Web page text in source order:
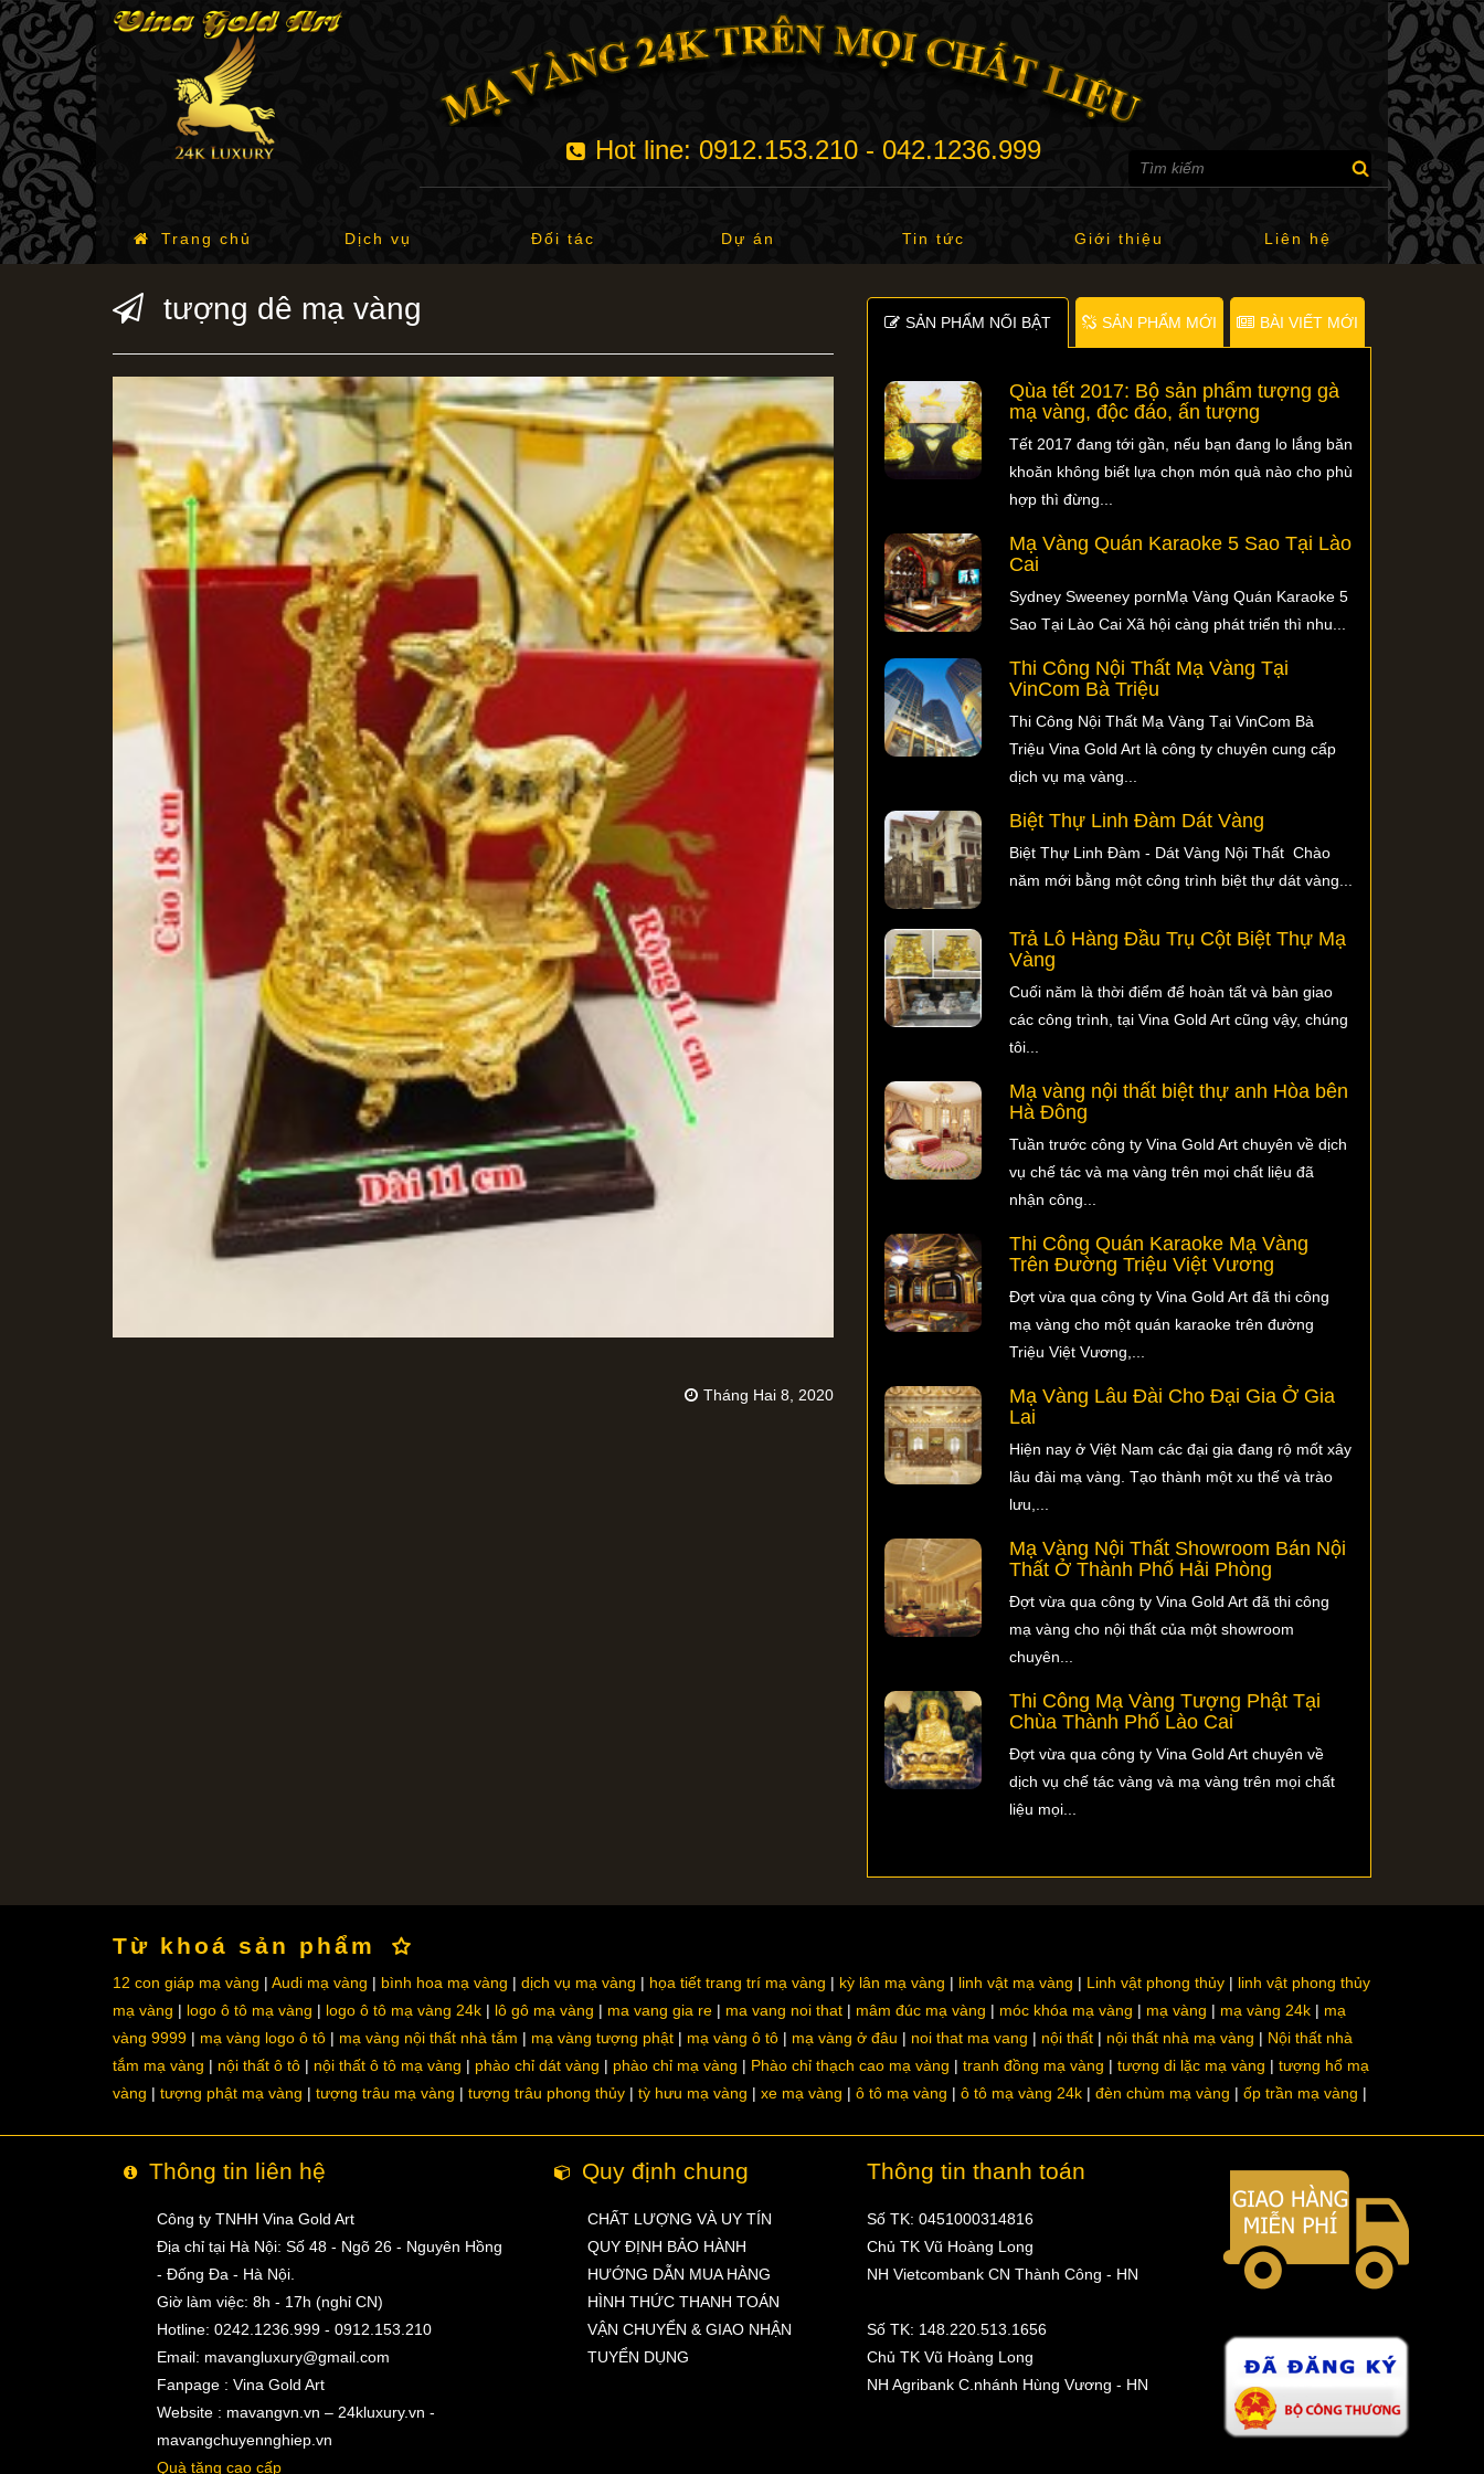
Hot line: 0912.153.210 - 042.1236.999
Trang chủ Dịch vụ Đối tác Dự án Tin tức Giới thiệu Liên hệ
tượng dê mạ vàng
Tháng Hai 8, 2020
SẢN PHẨM NỐI BẬT SẢN PHẨM MỚI BÀI VIẾT MỚI
Qùa tết 2017: Bộ sản phẩm tượng gà
mạ vàng, độc đáo, ấn tượng
Tết 2017 đang tới gần, nếu bạn đang lo lắng băn
khoăn không biết lựa chọn món quà nào cho phù
hợp thì đừng...
Mạ Vàng Quán Karaoke 5 Sao Tại Lào
Cai
Sydney Sweeney pornMạ Vàng Quán Karaoke 5
Sao Tại Lào Cai Xã hội càng phát triển thì nhu...
Thi Công Nội Thất Mạ Vàng Tại
VinCom Bà Triệu
Thi Công Nội Thất Mạ Vàng Tại VinCom Bà
Triệu Vina Gold Art là công ty chuyên cung cấp
dịch vụ mạ vàng...
Biệt Thự Linh Đàm Dát Vàng
Biệt Thự Linh Đàm - Dát Vàng Nội Thất Chào
năm mới bằng một công trình biệt thự dát vàng...
Trả Lô Hàng Đầu Trụ Cột Biệt Thự Mạ
Vàng
Cuối năm là thời điểm để hoàn tất và bàn giao
các công trình, tại Vina Gold Art cũng vậy, chúng
tôi...
Mạ vàng nội thất biệt thự anh Hòa bên
Hà Đông
Tuần trước công ty Vina Gold Art chuyên về dịch
vụ chế tác và mạ vàng trên mọi chất liệu đã
nhận công...
Thi Công Quán Karaoke Mạ Vàng
Trên Đường Triệu Việt Vương
Đợt vừa qua công ty Vina Gold Art đã thi công
mạ vàng cho một quán karaoke trên đường
Triệu Việt Vương,...
Mạ Vàng Lâu Đài Cho Đại Gia Ở Gia
Lai
Hiện nay ở Việt Nam các đại gia đang rộ mốt xây
lâu đài mạ vàng. Tạo thành một xu thế và trào
lưu,...
Mạ Vàng Nội Thất Showroom Bán Nội
Thất Ở Thành Phố Hải Phòng
Đợt vừa qua công ty Vina Gold Art đã thi công
mạ vàng cho nội thất của một showroom
chuyên...
Thi Công Mạ Vàng Tượng Phật Tại
Chùa Thành Phố Lào Cai
Đợt vừa qua công ty Vina Gold Art chuyên về
dịch vụ chế tác vàng và mạ vàng trên mọi chất
liệu mọi...
Từ khoá sản phẩm
12 con giáp mạ vàng Audi mạ vàng bình hoa mạ vàng dịch vụ mạ vàng họa tiết trang trí mạ vàng kỳ lân mạ vàng linh vật mạ vàng Linh vật phong thủy
linh vật phong thủy
mạ vàng
logo ô tô mạ vàng logo ô tô mạ vàng 24k lô gô mạ vàng ma vang gia re ma vang noi that mâm đúc mạ vàng móc khóa mạ vàng mạ vàng mạ vàng 24k
mạ
vàng 9999
mạ vàng logo ô tô mạ vàng nội thất nhà tắm mạ vàng tượng phật mạ vàng ô tô mạ vàng ở đâu noi that ma vang nội thất nội thất nhà mạ vàng
Nội thất nhà
tắm mạ vàng
nội thất ô tô nội thất ô tô mạ vàng phào chỉ dát vàng phào chỉ mạ vàng Phào chỉ thạch cao mạ vàng tranh đồng mạ vàng tượng di lặc mạ vàng
tượng hổ mạ
vàng
tượng phật mạ vàng tượng trâu mạ vàng tượng trâu phong thủy tỳ hưu mạ vàng xe mạ vàng ô tô mạ vàng ô tô mạ vàng 24k đèn chùm mạ vàng ốp trần mạ vàng
Thông tin liên hệ
Công ty TNHH Vina Gold Art
Địa chỉ tại Hà Nội: Số 48 - Ngõ 26 - Nguyên Hồng
- Đống Đa - Hà Nội.
Giờ làm việc: 8h - 17h (nghỉ CN)
Hotline: 0242.1236.999 - 0912.153.210
Email: mavangluxury@gmail.com
Fanpage : Vina Gold Art
Website : mavangvn.vn – 24kluxury.vn -
mavangchuyennghiep.vn
Quà tặng cao cấp
Quy định chung
CHẤT LƯỢNG VÀ UY TÍN
QUY ĐỊNH BẢO HÀNH
HƯỚNG DẪN MUA HÀNG
HÌNH THỨC THANH TOÁN
VẬN CHUYỂN & GIAO NHẬN
TUYỂN DỤNG
Thông tin thanh toán
Số TK: 0451000314816
Chủ TK Vũ Hoàng Long
NH Vietcombank CN Thành Công - HN
Số TK: 148.220.513.1656
Chủ TK Vũ Hoàng Long
NH Agribank C.nhánh Hùng Vương - HN